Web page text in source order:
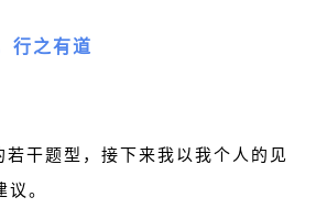
行之有道
若干题型，接下来我以我个人的见
。